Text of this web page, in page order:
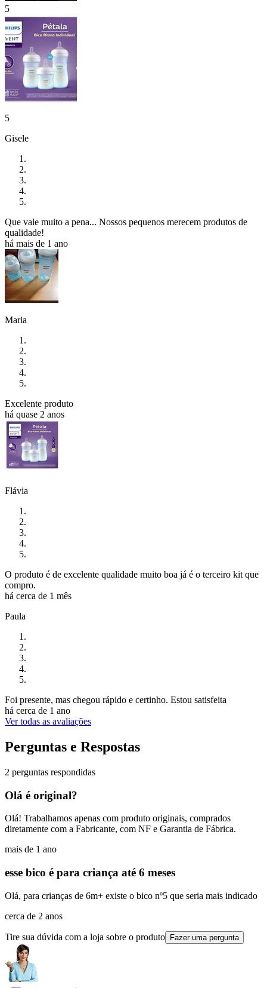
5
5
Gisele
Que vale muito a pena... Nossos pequenos merecem produtos de
qualidade!
há mais de 1 ano
Maria
Excelente produto
há quase 2 anos
Flávia
O produto é de excelente qualidade muito boa já é o terceiro kit que
compro.
há cerca de 1 mês
Paula
Foi presente, mas chegou rápido e certinho. Estou satisfeita
há cerca de 1 ano
Ver todas as avaliações
Perguntas e Respostas
2 perguntas respondidas
Olá é original?
Olá! Trabalhamos apenas com produto originais, comprados
diretamente com a Fabricante, com NF e Garantia de Fábrica.
mais de 1 ano
esse bico é para criança até 6 meses
Olá, para crianças de 6m+ existe o bico nº5 que seria mais indicado
cerca de 2 anos
Tire sua dúvida com a loja sobre o produto Fazer uma pergunta